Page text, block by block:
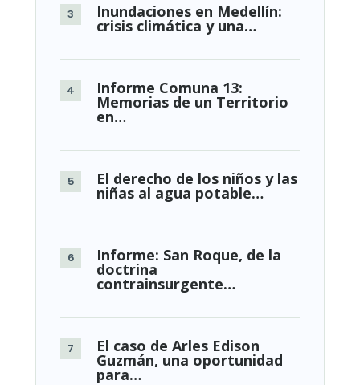
Inundaciones en Medellín:
crisis climática y una…
Informe Comuna 13:
Memorias de un Territorio
en…
El derecho de los niños y las
niñas al agua potable…
Informe: San Roque, de la
doctrina
contrainsurgente…
El caso de Arles Edison
Guzmán, una oportunidad
para…